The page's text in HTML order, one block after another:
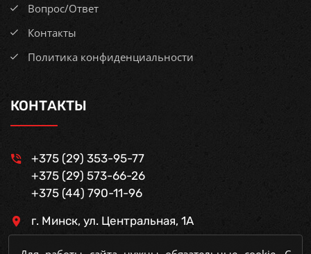
Вопрос/Ответ
Контакты
Политика конфиденциальности
КОНТАКТЫ
+375 (29) 353-95-77
+375 (29) 573-66-26
+375 (44) 790-11-96
г. Минск, ул. Центральная, 1А
Пн-Чт – 9:00-18:00;